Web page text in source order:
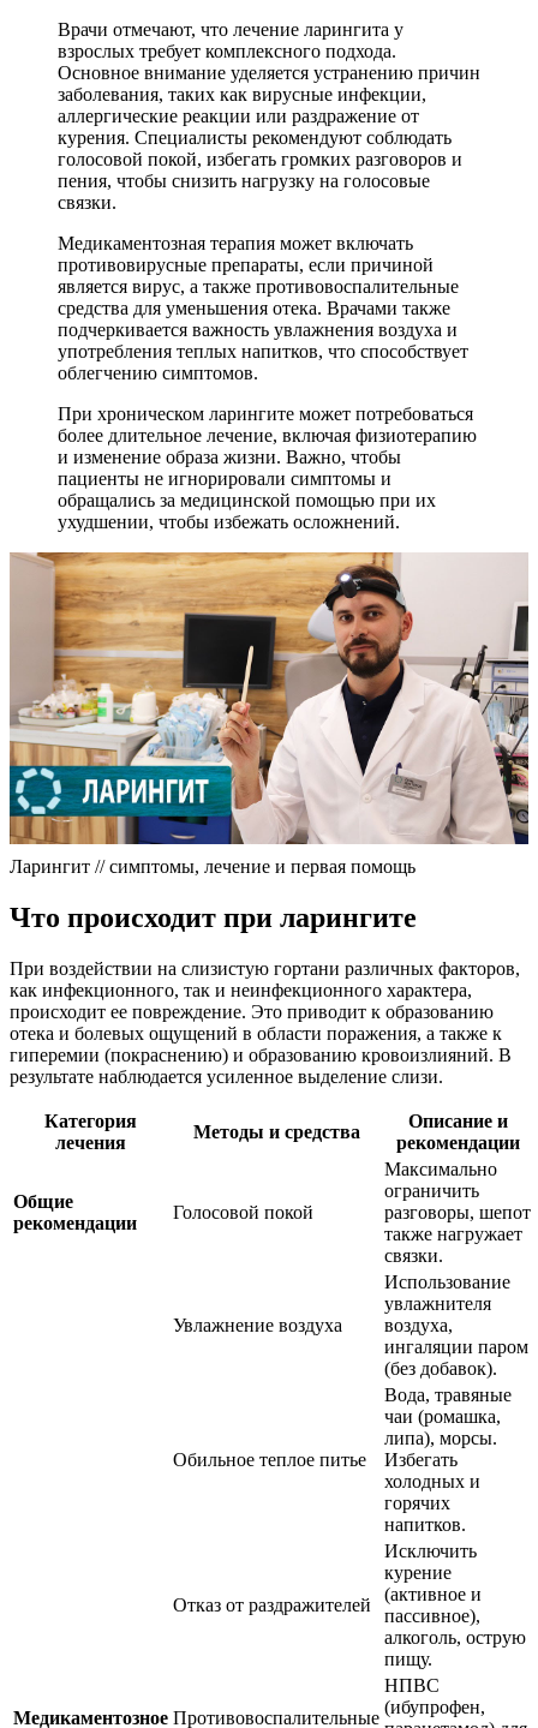
Врачи отмечают, что лечение ларингита у
взрослых требует комплексного подхода.
Основное внимание уделяется устранению причин
заболевания, таких как вирусные инфекции,
аллергические реакции или раздражение от
курения. Специалисты рекомендуют соблюдать
голосовой покой, избегать громких разговоров и
пения, чтобы снизить нагрузку на голосовые
связки.
Медикаментозная терапия может включать
противовирусные препараты, если причиной
является вирус, а также противовоспалительные
средства для уменьшения отека. Врачами также
подчеркивается важность увлажнения воздуха и
употребления теплых напитков, что способствует
облегчению симптомов.
При хроническом ларингите может потребоваться
более длительное лечение, включая физиотерапию
и изменение образа жизни. Важно, чтобы
пациенты не игнорировали симптомы и
обращались за медицинской помощью при их
ухудшении, чтобы избежать осложнений.
Ларингит // симптомы, лечение и первая помощь
Что происходит при ларингите
При воздействии на слизистую гортани различных факторов,
как инфекционного, так и неинфекционного характера,
происходит ее повреждение. Это приводит к образованию
отека и болевых ощущений в области поражения, а также к
гиперемии (покраснению) и образованию кровоизлияний. В
результате наблюдается усиленное выделение слизи.
Категория
лечения
Методы и средства
Описание и
рекомендации
Общие
рекомендации
Голосовой покой
Максимально
ограничить
разговоры, шепот
также нагружает
связки.
Увлажнение воздуха
Использование
увлажнителя
воздуха,
ингаляции паром
(без добавок).
Обильное теплое питье
Вода, травяные
чаи (ромашка,
липа), морсы.
Избегать
холодных и
горячих
напитков.
Отказ от раздражителей
Исключить
курение
(активное и
пассивное),
алкоголь, острую
пищу.
Медикаментозное Противовоспалительные
НПВС
(ибупрофен,